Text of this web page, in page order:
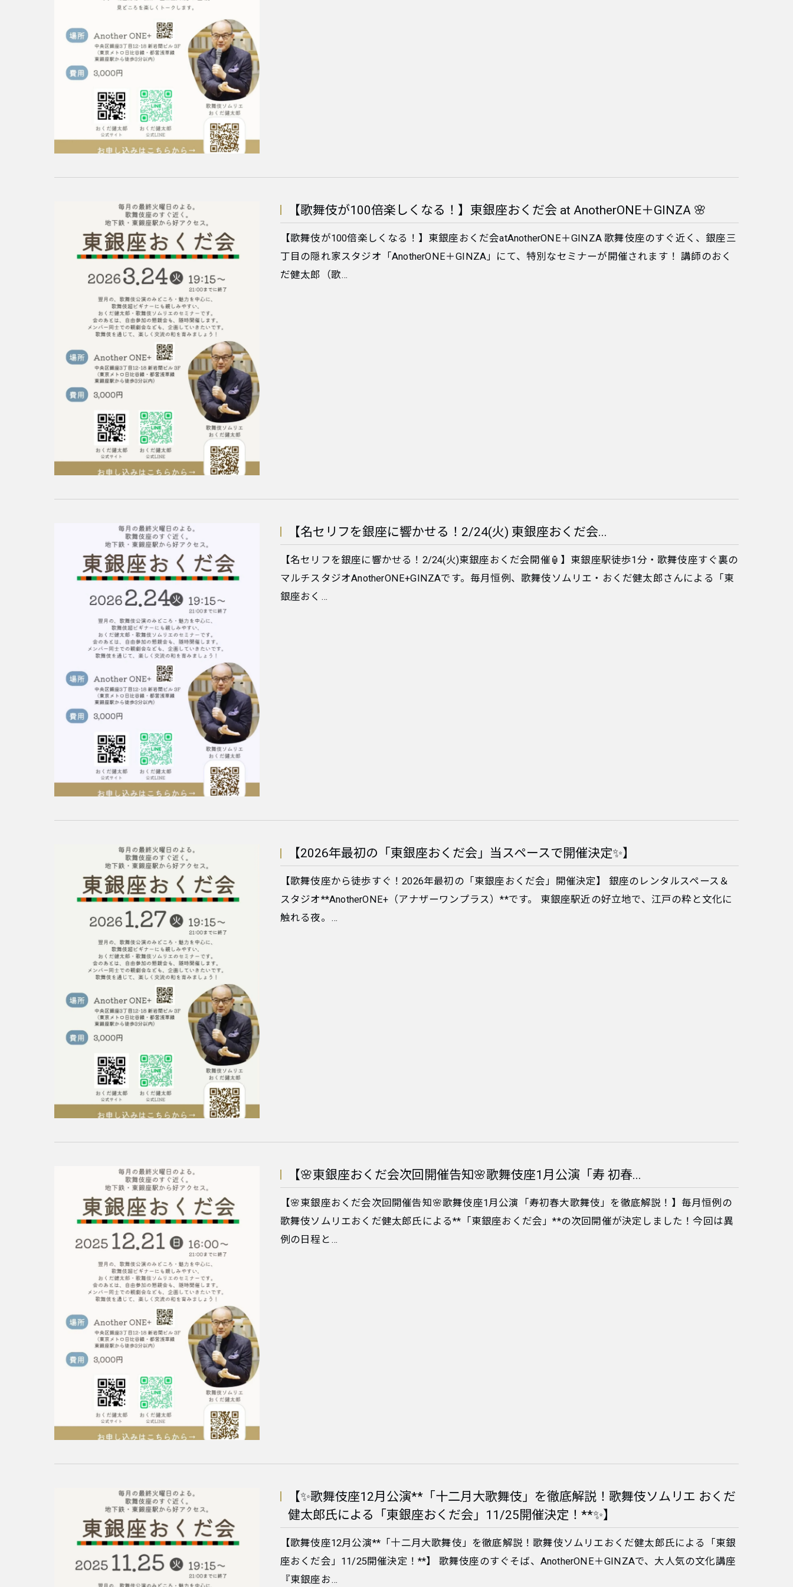
【歌舞伎が100倍楽しくなる！】東銀座おくだ会 at AnotherONE＋GINZA 🌸
【歌舞伎が100倍楽しくなる！】東銀座おくだ会atAnotherONE＋GINZA 歌舞伎座のすぐ近く、銀座三
丁目の隠れ家スタジオ「AnotherONE＋GINZA」にて、特別なセミナーが開催されます！ 講師のおく
だ健太郎（歌…
​【名セリフを銀座に響かせる！2/24(火) 東銀座おくだ会...
​【名セリフを銀座に響かせる！2/24(火)東銀座おくだ会開催🏮】​東銀座駅徒歩1分・歌舞伎座すぐ裏の
マルチスタジオAnotherONE+GINZAです。毎月恒例、歌舞伎ソムリエ・おくだ健太郎さんによる「東
銀座おく…
【2026年最初の「東銀座おくだ会」当スペースで開催決定✨】
【歌舞伎座から徒歩すぐ！2026年最初の「東銀座おくだ会」開催決定】 銀座のレンタルスペース＆
スタジオ**AnotherONE+（アナザーワンプラス）**です。 東銀座駅近の好立地で、江戸の粋と文化に
触れる夜。…
​【🌸東銀座おくだ会次回開催告知🌸歌舞伎座1月公演「寿 初春...
​【🌸東銀座おくだ会次回開催告知🌸歌舞伎座1月公演「寿初春大歌舞伎」を徹底解説！】​毎月恒例の
歌舞伎ソムリエおくだ健太郎氏による**「東銀座おくだ会」**の次回開催が決定しました！今回は異
例の日程と…
【✨歌舞伎座12月公演**「十二月大歌舞伎」を徹底解説！歌舞伎ソムリエ おくだ
健太郎氏による「東銀座おくだ会」11/25開催決定！**✨】
【歌舞伎座12月公演**「十二月大歌舞伎」を徹底解説！歌舞伎ソムリエおくだ健太郎氏による「東銀
座おくだ会」11/25開催決定！**】 歌舞伎座のすぐそば、AnotherONE＋GINZAで、大人気の文化講座
『東銀座お…